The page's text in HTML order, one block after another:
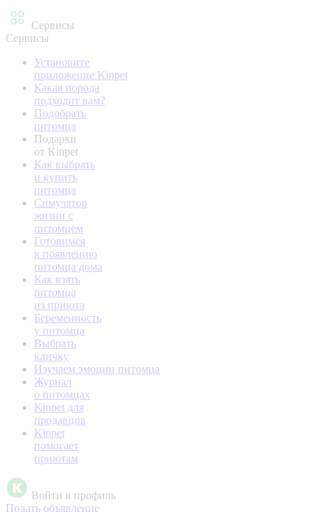
Сервисы
Сервисы
Установите
приложение Kinpet
Какая порода
подходит вам?
Подобрать
питомца
Подарки
от Kinpet
Как выбрать
и купить
питомца
Симулятор
жизни с
питомцем
Готовимся
к появлению
питомца дома
Как взять
питомца
из приюта
Беременность
у питомца
Выбрать
кличку
Изучаем эмоции питомца
Журнал
о питомцах
Kinpet для
продавцов
Kinpet
помогает
приютам
Войти в профиль
Подать объявление